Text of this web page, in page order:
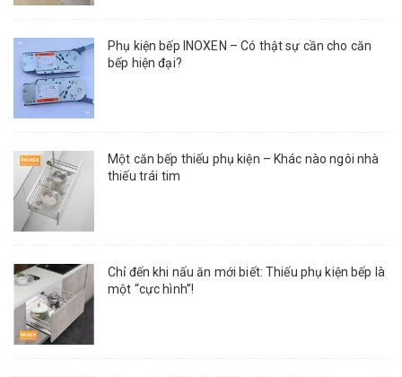
Phụ kiện bếp INOXEN – Có thật sự cần cho căn
bếp hiện đại?
Một căn bếp thiếu phụ kiện – Khác nào ngôi nhà
thiếu trái tim
Chỉ đến khi nấu ăn mới biết: Thiếu phụ kiện bếp là
một “cực hình”!